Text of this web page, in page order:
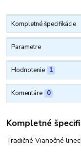
Kompletné špecifikácie
Parametre
Hodnotenie 1
Komentáre 0
Kompletné
Tradičné Vianočné